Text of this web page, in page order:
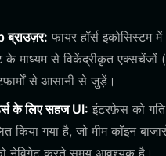
ब्राउज़र: फायर हॉर्स इकोसिस्टम
के माध्यम से विकेंद्रीकृत
से आसानी से जुड़ें।
के लिए सहज UI: इंटरफ़ेस को
किया गया है, जो मीम कॉइन
को नेविगेट करते समय आवश्यक है।